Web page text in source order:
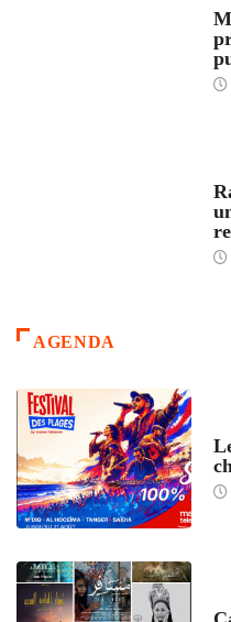
AGENDA